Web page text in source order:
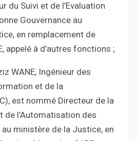
du Suivi et de l’Evaluation
Gouvernance au
en remplacement de
appelé à d’autres fonctions ;
WANE, Ingénieur des
et de la
est nommé Directeur de la
de l’Automatisation des
ministère de la Justice, en